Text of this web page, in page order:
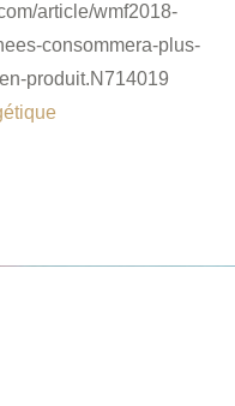
article/wmf2018-
consommera-plus-
produit.N714019